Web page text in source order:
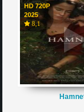
HD 720P
2025
8,1